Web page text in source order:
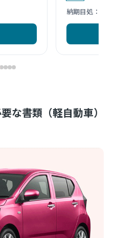
な書類（軽自動車）